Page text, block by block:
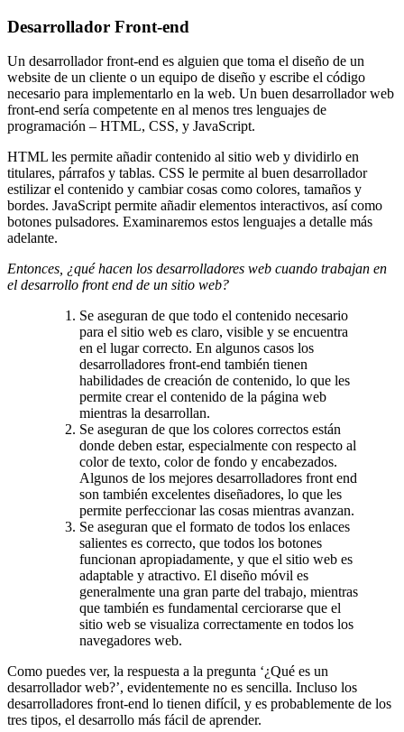
Desarrollador Front-end
Un desarrollador front-end es alguien que toma el diseño de un
website de un cliente o un equipo de diseño y escribe el código
necesario para implementarlo en la web. Un buen desarrollador web
front-end sería competente en al menos tres lenguajes de
programación – HTML, CSS, y JavaScript.
HTML les permite añadir contenido al sitio web y dividirlo en
titulares, párrafos y tablas. CSS le permite al buen desarrollador
estilizar el contenido y cambiar cosas como colores, tamaños y
bordes. JavaScript permite añadir elementos interactivos, así como
botones pulsadores. Examinaremos estos lenguajes a detalle más
adelante.
Entonces, ¿qué hacen los desarrolladores web cuando trabajan en
el desarrollo front end de un sitio web?
Se aseguran de que todo el contenido necesario
para el sitio web es claro, visible y se encuentra
en el lugar correcto. En algunos casos los
desarrolladores front-end también tienen
habilidades de creación de contenido, lo que les
permite crear el contenido de la página web
mientras la desarrollan.
Se aseguran de que los colores correctos están
donde deben estar, especialmente con respecto al
color de texto, color de fondo y encabezados.
Algunos de los mejores desarrolladores front end
son también excelentes diseñadores, lo que les
permite perfeccionar las cosas mientras avanzan.
Se aseguran que el formato de todos los enlaces
salientes es correcto, que todos los botones
funcionan apropiadamente, y que el sitio web es
adaptable y atractivo. El diseño móvil es
generalmente una gran parte del trabajo, mientras
que también es fundamental cerciorarse que el
sitio web se visualiza correctamente en todos los
navegadores web.
Como puedes ver, la respuesta a la pregunta ‘¿Qué es un
desarrollador web?’, evidentemente no es sencilla. Incluso los
desarrolladores front-end lo tienen difícil, y es probablemente de los
tres tipos, el desarrollo más fácil de aprender.